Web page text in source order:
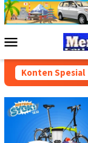
Loncat
ke
Mobile
Konten Spesial
BBM di Masohi